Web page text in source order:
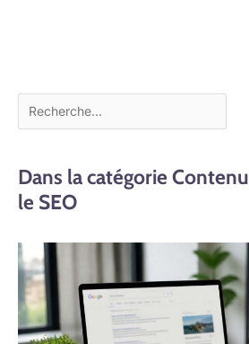
Dans la catégorie
le SEO